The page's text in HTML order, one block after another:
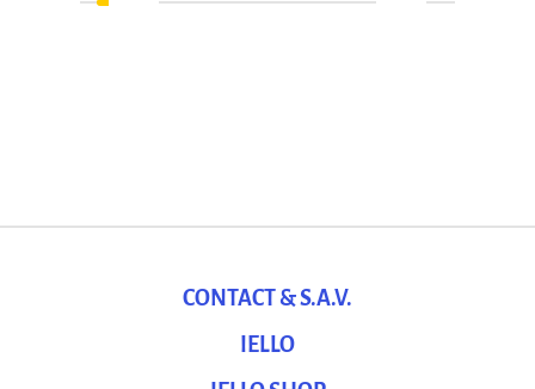
CONTACT & S.A.V.
IELLO